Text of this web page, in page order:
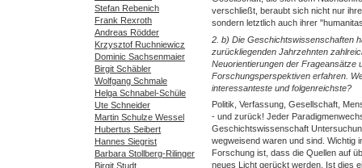
Stefan Rebenich
Frank Rexroth
Andreas Rödder
Krzysztof Ruchniewicz
Dominic Sachsenmaier
Birgit Schäbler
Wolfgang Schmale
Helga Schnabel-Schüle
Ute Schneider
Martin Schulze Wessel
Hubertus Seibert
Hannes Siegrist
Barbara Stollberg-Rilinger
Birgit Studt
verschließt, beraubt sich nicht nur
sondern letztlich auch ihrer
2. b) Die Geschichtswissenschaften
zurückliegenden Jahrzehnten
Neuorientierungen der Frageansätze
Forschungsperspektiven erfahren.
interessanteste und folgenreichste?
Politik, Verfassung, Gesellschaft,
- und zurück! Jeder
Geschichtswissenschaft
wegweisend waren und sind. Wichtig
Forschung ist, dass die Quellen auf
neues Licht gerückt werden. Ist dies